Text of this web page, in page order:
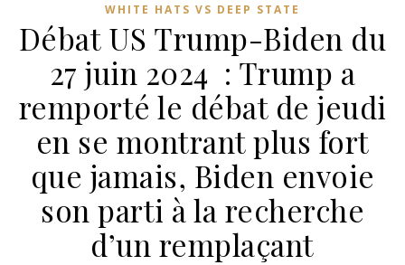
WHITE HATS VS DEEP STATE
Débat US Trump-Biden du
27 juin 2024 : Trump a
remporté le débat de jeudi
en se montrant plus fort
que jamais, Biden envoie
son parti à la recherche
d’un remplaçant